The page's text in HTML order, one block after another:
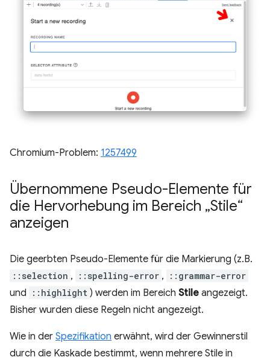
Chromium-Problem: 1257499
Übernommene Pseudo-Elemente für
die Hervorhebung im Bereich „Stile“
anzeigen
Die geerbten Pseudo-Elemente für die Markierung (z.B.
::selection , ::spelling-error , ::grammar-error
und ::highlight ) werden im Bereich Stile angezeigt.
Bisher wurden diese Regeln nicht angezeigt.
Wie in der Spezifikation erwähnt, wird der Gewinnerstil
durch die Kaskade bestimmt, wenn mehrere Stile in